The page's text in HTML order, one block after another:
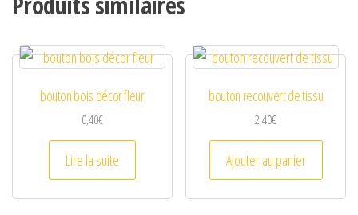
bouton bois décor fleur
0,40€
Lire la suite
bouton recouvert de tissu
2,40€
Ajouter au panier